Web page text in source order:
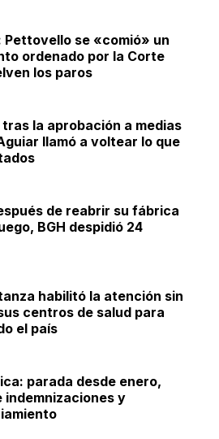
Pettovello se «comió» un
ordenado por la Corte
los paros
la aprobación a medias
llamó a voltear lo que
de reabrir su fábrica
BGH despidió 24
habilitó la atención sin
centros de salud para
el país
parada desde enero,
indemnizaciones y